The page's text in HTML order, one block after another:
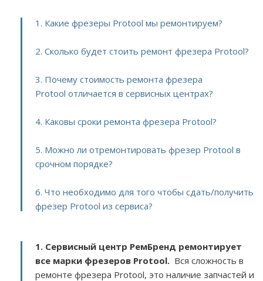
1. Какие фрезеры Protool мы ремонтируем?
2. Сколько будет стоить ремонт фрезера Protool?
3. Почему стоимость ремонта фрезера
Protool отличается в сервисных центрах?
4. Каковы сроки ремонта фрезера Protool?
5. Можно ли отремонтировать фрезер Protool в
срочном порядке?
6. Что необходимо для того чтобы сдать/получить
фрезер Protool из сервиса?
1. Сервисный центр РемБренд ремонтирует
все марки фрезеров Protool. Вся сложность в
ремонте фрезера Protool, это наличие запчастей и